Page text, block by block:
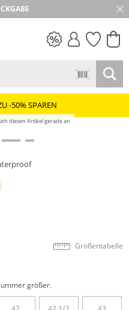
-50% SPAREN
diesen Artikel gerade an
Größentabelle
größer.